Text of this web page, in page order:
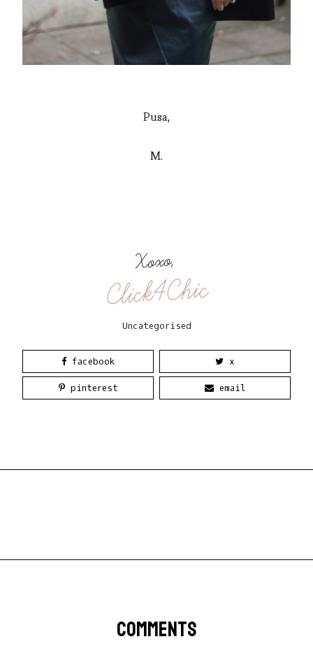
Pusa,
M.
Xoxo,
Click4Chic
Uncategorised
facebook x
pinterest email
COMMENTS